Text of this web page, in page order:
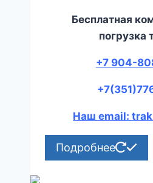
Бесплатная
погрузка
+7 904-
Наш email:
Подробнее